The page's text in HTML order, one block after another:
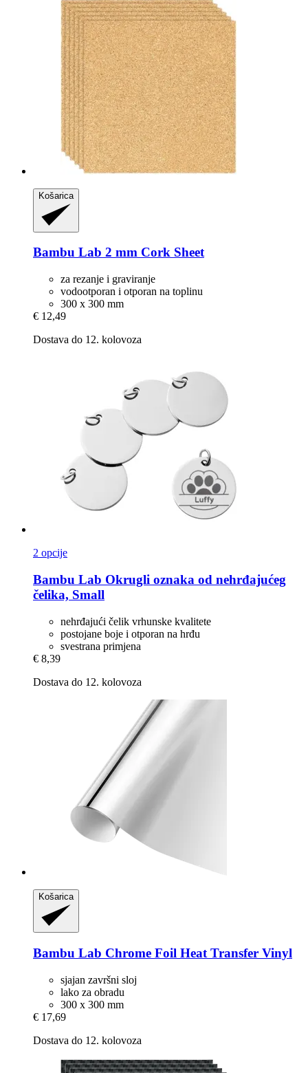
Košarica
Bambu Lab 2 mm Cork Sheet
za rezanje i graviranje
vodootporan i otporan na toplinu
300 x 300 mm
€ 12,49
Dostava do 12. kolovoza
2 opcije
Bambu Lab Okrugli oznaka od nehrđajućeg
čelika, Small
nehrđajući čelik vrhunske kvalitete
postojane boje i otporan na hrđu
svestrana primjena
€ 8,39
Dostava do 12. kolovoza
Košarica
Bambu Lab Chrome Foil Heat Transfer Vinyl
sjajan završni sloj
lako za obradu
300 x 300 mm
€ 17,69
Dostava do 12. kolovoza